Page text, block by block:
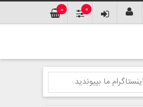
0 0
ما بپیوندید.